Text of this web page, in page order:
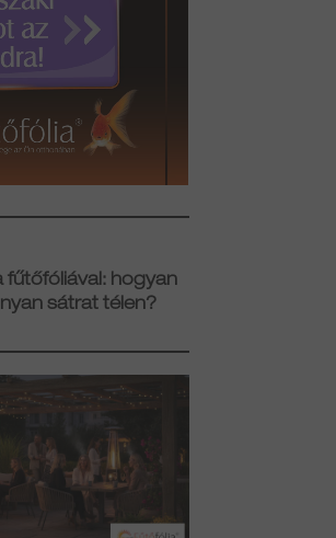
fűtőfóliával: hogyan
sátrat télen?